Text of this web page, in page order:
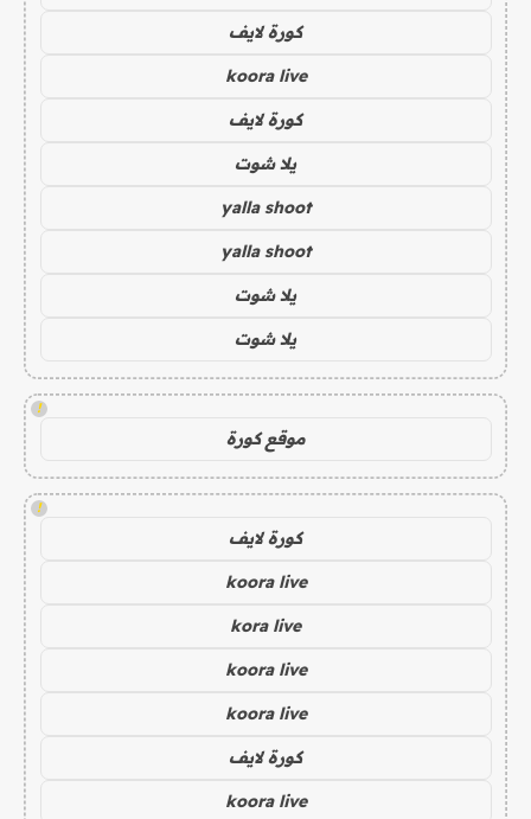
كورة لايف
koora live
كورة لايف
يلا شوت
yalla shoot
yalla shoot
يلا شوت
يلا شوت
!
موقع كورة
!
كورة لايف
koora live
kora live
koora live
koora live
كورة لايف
koora live